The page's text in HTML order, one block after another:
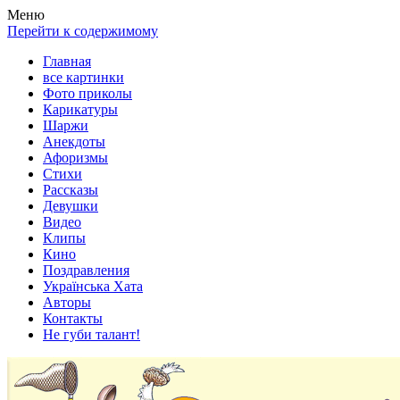
Весела хата — прикольные картинки, смешные истории, клипы!
Покажем всем ваши фото приколы, карикатуры, шаржи, стихи,
Меню
Перейти к содержимому
Главная
все картинки
Фото приколы
Карикатуры
Шаржи
Анекдоты
Афоризмы
Стихи
Рассказы
Девушки
Видео
Клипы
Кино
Поздравления
Українська Хата
Авторы
Контакты
Не губи талант!